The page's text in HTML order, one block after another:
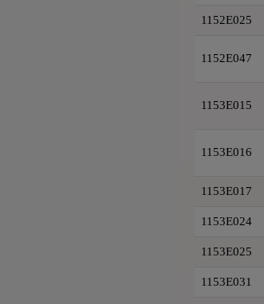
1152E025
1152E047
1153E015
1153E016
1153E017
1153E024
1153E025
1153E031